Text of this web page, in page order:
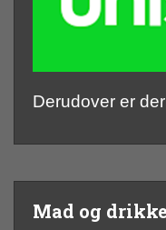
Derudover er
Mad og drikke